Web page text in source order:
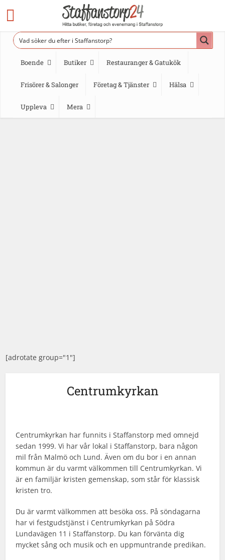
Boende Butiker Restauranger & Gatukök
Frisörer & Salonger Företag & Tjänster Hälsa
Uppleva Mera
[adrotate group="1"]
Centrumkyrkan
Centrumkyrkan har funnits i Staffanstorp med omnejd
sedan 1999. Vi har vår lokal i Staffanstorp, bara någon
mil från Malmö och Lund. Även om du bor i en annan
kommun är du varmt välkommen till Centrumkyrkan. Vi
är en familjär kristen gemenskap, som står för klassisk
kristen tro.
Du är varmt välkommen att besöka oss. På söndagarna
har vi festgudstjänst i Centrumkyrkan på Södra
Lundavägen 11 i Staffanstorp. Du kan förvänta dig
mycket sång och musik och en uppmuntrande predikan.